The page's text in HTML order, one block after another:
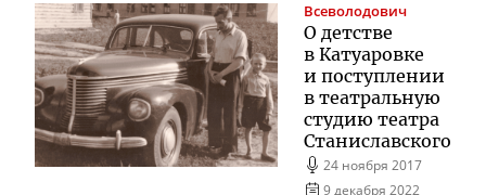
Всеволодович
О детстве
в Катуаровке
и поступлении
в театральную
студию театра
Станиславского
24 ноября 2017
9 декабря 2022